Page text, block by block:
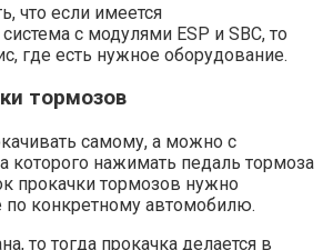
что если имеется
с модулями ESP и SBC, то
где есть нужное оборудование.
тормозов
самому, а можно с
которого нажимать педаль тормоза
прокачки тормозов нужно
по конкретному автомобилю.
то тогда прокачка делается в